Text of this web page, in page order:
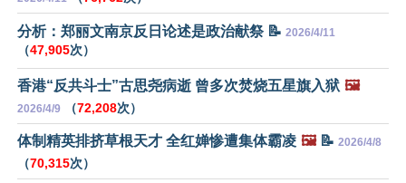
分析：郑丽文南京反日论述是政治献祭 📝 2026/4/11
（47,905次）
香港“反共斗士”古思尧病逝 曾多次焚烧五星旗入狱 🖼️
2026/4/9 （72,208次）
体制精英排挤草根天才 全红婵惨遭集体霸凌 🖼️📝 2026/4/8
（70,315次）